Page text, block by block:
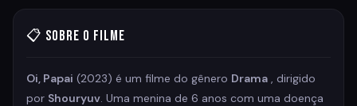
📋 Sobre o Filme
Oi, Papai (2023) é um filme do gênero Drama , dirigido
por Shouryuv. Uma menina de 6 anos com uma doença